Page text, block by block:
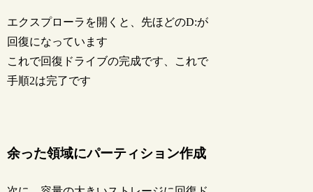
エクスプローラを開くと、先ほどのD:が
回復になっています
これで回復ドライブの完成です、これで
手順2は完了です
余った領域にパーティション作成